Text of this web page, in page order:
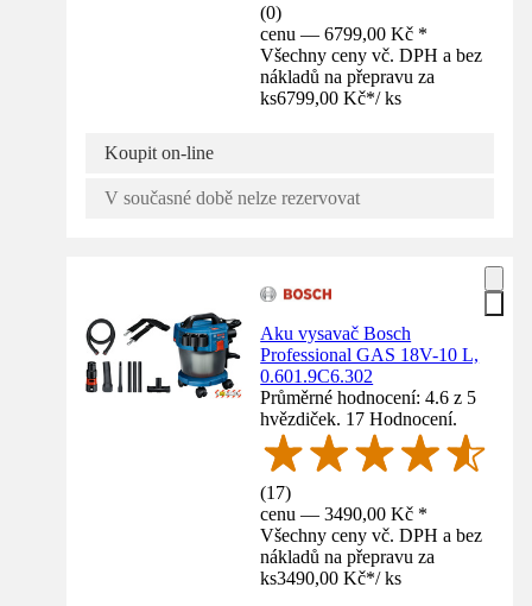
(0)
cenu — 6799,00 Kč *
Všechny ceny vč. DPH a bez
nákladů na přepravu za
ks6799,00 Kč*/ ks
Koupit on-line
V současné době nelze rezervovat
Aku vysavač Bosch
Professional GAS 18V-10 L,
0.601.9C6.302
Průměrné hodnocení: 4.6 z 5
hvězdiček. 17 Hodnocení.
(17)
cenu — 3490,00 Kč *
Všechny ceny vč. DPH a bez
nákladů na přepravu za
ks3490,00 Kč*/ ks